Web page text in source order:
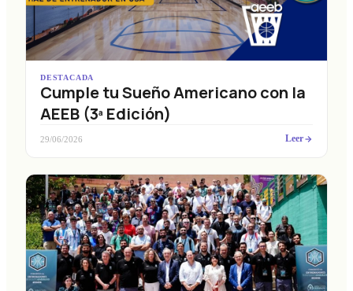
DESTACADA
Cumple tu Sueño Americano con la
AEEB (3ª Edición)
29/06/2026 Leer